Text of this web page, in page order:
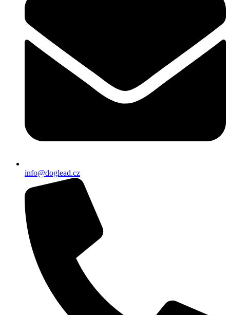
info@doglead.cz